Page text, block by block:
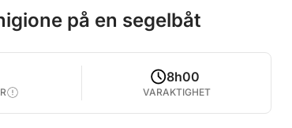
på en segelbåt
8h00
VARAKTIGHET